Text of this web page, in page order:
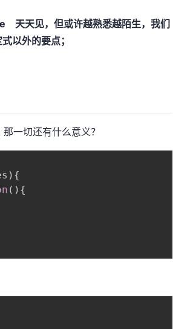
天天见，但或许越熟悉越陌生，我们
以外的要点；
一切还有什么意义？
) {
( ) {